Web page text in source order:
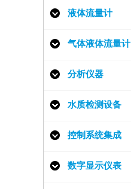
液体流量计
气体液体流量计
分析仪器
水质检测设备
控制系统集成
数字显示仪表